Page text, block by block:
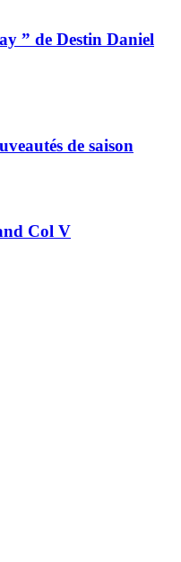
” de Destin Daniel
de saison
Col V